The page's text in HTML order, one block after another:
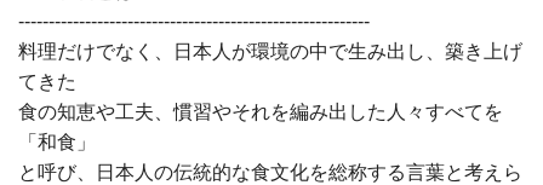
----------------------------------------------------------
料理だけでなく、日本人が環境の中で生み出し、築き上げ
てきた
食の知恵や工夫、慣習やそれを編み出した人々すべてを
「和食」
と呼び、日本人の伝統的な食文化を総称する言葉と考えら